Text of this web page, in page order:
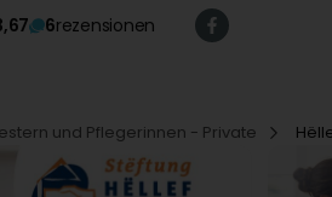
6rezensionen
und Pflegerinnen - Private